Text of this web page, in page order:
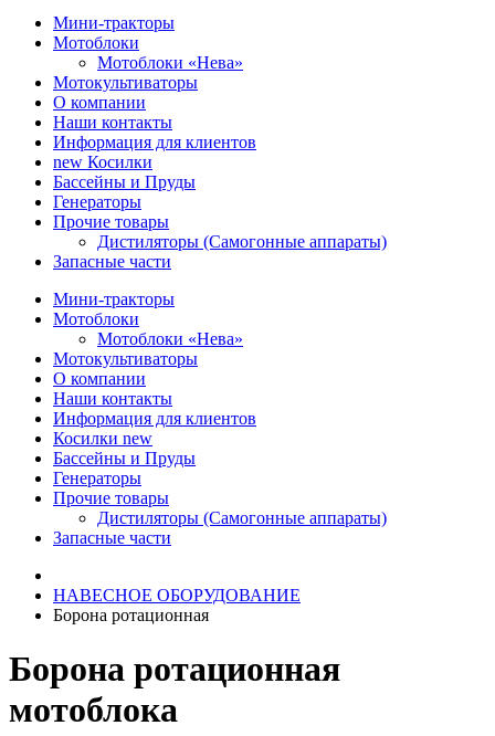
Мини-тракторы
Мотоблоки
Мотоблоки «Нева»
Мотокультиваторы
О компании
Наши контакты
Информация для клиентов
new Косилки
Бассейны и Пруды
Генераторы
Прочие товары
Дистиляторы (Самогонные аппараты)
Запасные части
Мини-тракторы
Мотоблоки
Мотоблоки «Нева»
Мотокультиваторы
О компании
Наши контакты
Информация для клиентов
Косилки new
Бассейны и Пруды
Генераторы
Прочие товары
Дистиляторы (Самогонные аппараты)
Запасные части
НАВЕСНОЕ ОБОРУДОВАНИЕ
Борона ротационная
Борона ротационная
мотоблока